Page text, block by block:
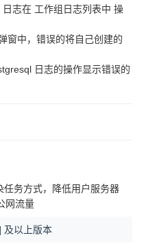
志在 工作组日志列表中 操
窗中，错误的将自己创建的
日志的操作显示错误的
务方式，降低用户服务器
网流量
及以上版本